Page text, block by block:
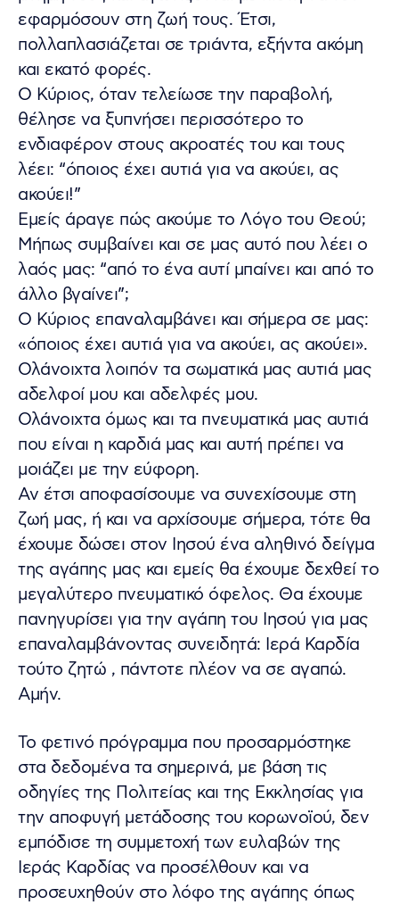
εφαρμόσουν στη ζωή τους. Έτσι,
πολλαπλασιάζεται σε τριάντα, εξήντα ακόμη
και εκατό φορές.
Ο Κύριος, όταν τελείωσε την παραβολή,
θέλησε να ξυπνήσει περισσότερο το
ενδιαφέρον στους ακροατές του και τους
λέει: “όποιος έχει αυτιά για να ακούει, ας
ακούει!”
Εμείς άραγε πώς ακούμε το Λόγο του Θεού;
Μήπως συμβαίνει και σε μας αυτό που λέει ο
λαός μας: “από το ένα αυτί μπαίνει και από το
άλλο βγαίνει”;
Ο Κύριος επαναλαμβάνει και σήμερα σε μας:
«όποιος έχει αυτιά για να ακούει, ας ακούει».
Ολάνοιχτα λοιπόν τα σωματικά μας αυτιά μας
αδελφοί μου και αδελφές μου.
Ολάνοιχτα όμως και τα πνευματικά μας αυτιά
που είναι η καρδιά μας και αυτή πρέπει να
μοιάζει με την εύφορη.
Αν έτσι αποφασίσουμε να συνεχίσουμε στη
ζωή μας, ή και να αρχίσουμε σήμερα, τότε θα
έχουμε δώσει στον Ιησού ένα αληθινό δείγμα
της αγάπης μας και εμείς θα έχουμε δεχθεί το
μεγαλύτερο πνευματικό όφελος. Θα έχουμε
πανηγυρίσει για την αγάπη του Ιησού για μας
επαναλαμβάνοντας συνειδητά: Ιερά Καρδία
τούτο ζητώ , πάντοτε πλέον να σε αγαπώ.
Αμήν.
Το φετινό πρόγραμμα που προσαρμόστηκε
στα δεδομένα τα σημερινά, με βάση τις
οδηγίες της Πολιτείας και της Εκκλησίας για
την αποφυγή μετάδοσης του κορωνοϊού, δεν
εμπόδισε τη συμμετοχή των ευλαβών της
Ιεράς Καρδίας να προσέλθουν και να
προσευχηθούν στο λόφο της αγάπης όπως